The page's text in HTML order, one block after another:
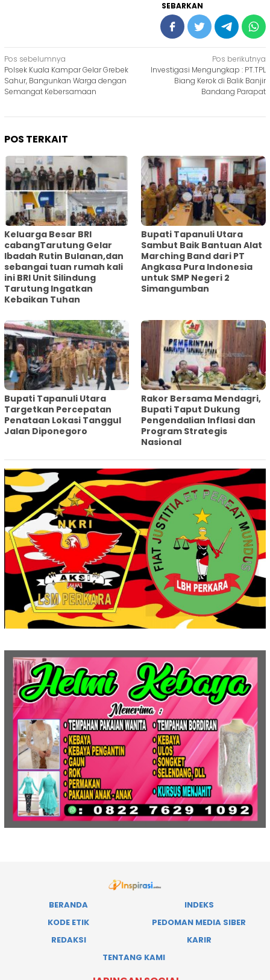
SEBARKAN
Navigasi
pos
Pos sebelumnya
Polsek Kuala Kampar Gelar Grebek
Sahur, Bangunkan Warga dengan
Semangat Kebersamaan
Pos berikutnya
Investigasi Mengungkap : PT.TPL
Biang Kerok di Balik Banjir
Bandang Parapat
POS TERKAIT
Keluarga Besar BRI
cabangTarutung Gelar
Ibadah Rutin Bulanan,dan
sebangai tuan rumah kali
ini BRI Unit Silindung
Tarutung Ingatkan
Kebaikan Tuhan
Bupati Tapanuli Utara
Sambut Baik Bantuan Alat
Marching Band dari PT
Angkasa Pura Indonesia
untuk SMP Negeri 2
Simangumban
‎Bupati Tapanuli Utara
Targetkan Percepatan
Penataan Lokasi Tanggul
Jalan Diponegoro
Rakor Bersama Mendagri,
Bupati Taput Dukung
Pengendalian Inflasi dan
Program Strategis
Nasional‎
BERANDA
INDEKS
KODE ETIK
PEDOMAN MEDIA SIBER
REDAKSI
KARIR
TENTANG KAMI